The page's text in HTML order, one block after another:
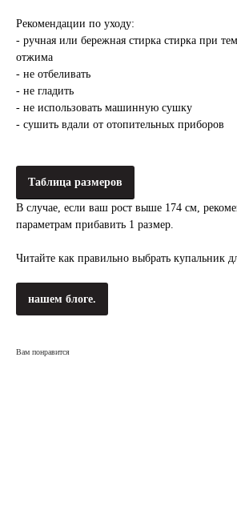
Рекомендации по уходу:
- ручная или бережная стирка стирка при
отжима
- не отбеливать
- не гладить
- не использовать машинную сушку
- сушить вдали от отопительных приборов
Таблица размеров
В случае, если ваш рост выше 174 см,
параметрам прибавить 1 размер.
Читайте как правильно выбрать купальник
нашем блоге.
Вам понравится